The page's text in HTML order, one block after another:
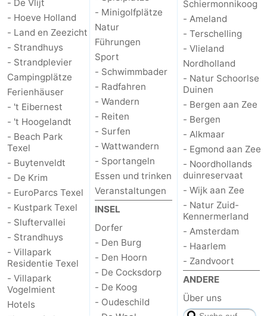
Frühstück)
Strand
tun
Museen
-
Denkmäler
-
Kirchen
-
Mühlen
-
Aussichtspunkte
Attraktionen
Rundfahrten
-
Bauernhöfe
-
Spielplätze
-
- De Vlijt
- Hoeve Holland
- Land en Zeezicht
- Strandhuys
- Strandplevier
Campingplätze
Ferienhäuser
- 't Eibernest
- 't Hoogelandt
- Beach Park
Texel
- Buytenveldt
- De Krim
- EuroParcs Texel
- Kustpark Texel
- Sluftervallei
- Strandhuys
- Villapark
Residentie Texel
- Villapark
Vogelmient
Hotels
- Minigolfplätze
Natur
Führungen
Sport
- Schwimmbader
- Radfahren
- Wandern
- Reiten
- Surfen
- Wattwandern
- Sportangeln
Essen und trinken
Veranstaltungen
INSEL
Dorfer
- Den Burg
- Den Hoorn
- De Cocksdorp
- De Koog
- Oudeschild
Schiermonnikoog
- Ameland
- Terschelling
- Vlieland
Nordholland
- Natur Schoorlse
Duinen
- Bergen aan Zee
- Bergen
- Alkmaar
- Egmond aan Zee
- Noordhollands
duinreservaat
- Wijk aan Zee
- Natur Zuid-
Kennermerland
- Amsterdam
- Haarlem
- Zandvoort
ANDERE
Über uns